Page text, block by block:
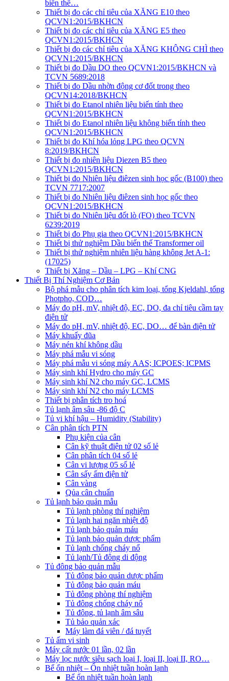
biến thế…
Thiết bị đo các chỉ tiêu của XĂNG E10 theo
QCVN1:2015/BKHCN
Thiết bị đo các chỉ tiêu của XĂNG E5 theo
QCVN1:2015/BKHCN
Thiết bị đo các chỉ tiêu của XĂNG KHÔNG CHÌ theo
QCVN1:2015/BKHCN
Thiết bị đo Dầu DO theo QCVN1:2015/BKHCN và
TCVN 5689:2018
Thiết bị đo Dầu nhờn động cơ đốt trong theo
QCVN14:2018/BKHCN
Thiết bị đo Etanol nhiên liệu biến tính theo
QCVN1:2015/BKHCN
Thiết bị đo Etanol nhiên liệu không biến tính theo
QCVN1:2015/BKHCN
Thiết bị đo Khí hóa lỏng LPG theo QCVN
8:2019/BKHCN
Thiết bị đo nhiên liệu Diezen B5 theo
QCVN1:2015/BKHCN
Thiết bị đo Nhiên liệu điêzen sinh học gốc (B100) theo
TCVN 7717:2007
Thiết bị đo Nhiên liệu điêzen sinh học gốc theo
QCVN1:2015/BKHCN
Thiết bị đo Nhiên liệu đốt lò (FO) theo TCVN
6239:2019
Thiết bị đo Phụ gia theo QCVN1:2015/BKHCN
Thiết bị thử nghiệm Dầu biến thế Transformer oil
Thiết bị thử nghiệm nhiên liệu hàng không Jet A-1:
(17025)
Thiết bị Xăng – Dầu – LPG – Khí CNG
Thiết Bị Thí Nghiệm Cơ Bản
Bộ phá mẫu cho phân tích kim loại, tổng Kjeldahl, tổng
Photpho, COD…
Máy đo pH, mV, nhiệt độ, EC, DO, đa chỉ tiêu cầm tay
điện tử
Máy đo pH, mV, nhiệt độ, EC, DO… để bàn điện tử
Máy khuấy đũa
Máy nén khí không dầu
Máy phá mẫu vi sóng
Máy phá mẫu vi sóng máy AAS; ICPOES; ICPMS
Máy sinh khí Hydro cho máy GC
Máy sinh khí N2 cho máy GC, LCMS
Máy sinh khí N2 cho máy LCMS
Thiết bị phân tích tro hoá
Tủ lạnh âm sâu -86 độ C
Tủ vi khí hậu – Humidity (Stability)
Cân phân tích PTN
Phụ kiện của cân
Cân kỹ thuật điện tử 02 số lẻ
Cân phân tích 04 số lẻ
Cân vi lượng 05 số lẻ
Cân sấy ẩm điện tử
Cân vàng
Qủa cân chuẩn
Tủ lạnh bảo quản mẫu
Tủ lạnh phòng thí nghiệm
Tủ lạnh hai ngăn nhiệt độ
Tủ lạnh bảo quản máu
Tủ lạnh bảo quản dược phẩm
Tủ lạnh chống cháy nổ
Tủ lạnh/Tủ đông di động
Tủ đông bảo quản mẫu
Tủ đông bảo quản dược phẩm
Tủ đông bảo quản máu
Tủ đông phòng thí nghiệm
Tủ đông chống cháy nổ
Tủ đông, tủ lạnh âm sâu
Tủ bảo quản xác
Máy làm đá viên / đá tuyết
Tủ ấm vi sinh
Máy cất nước 01 lần, 02 lần
Máy lọc nước siêu sạch loại I, loại II, loại II, RO…
Bể ổn nhiệt – Ổn nhiệt tuần hoàn lạnh
Bể ổn nhiệt tuần hoàn lạnh